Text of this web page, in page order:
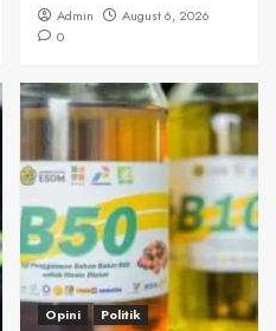
Admin
August 6, 2026
0
Opini Politik